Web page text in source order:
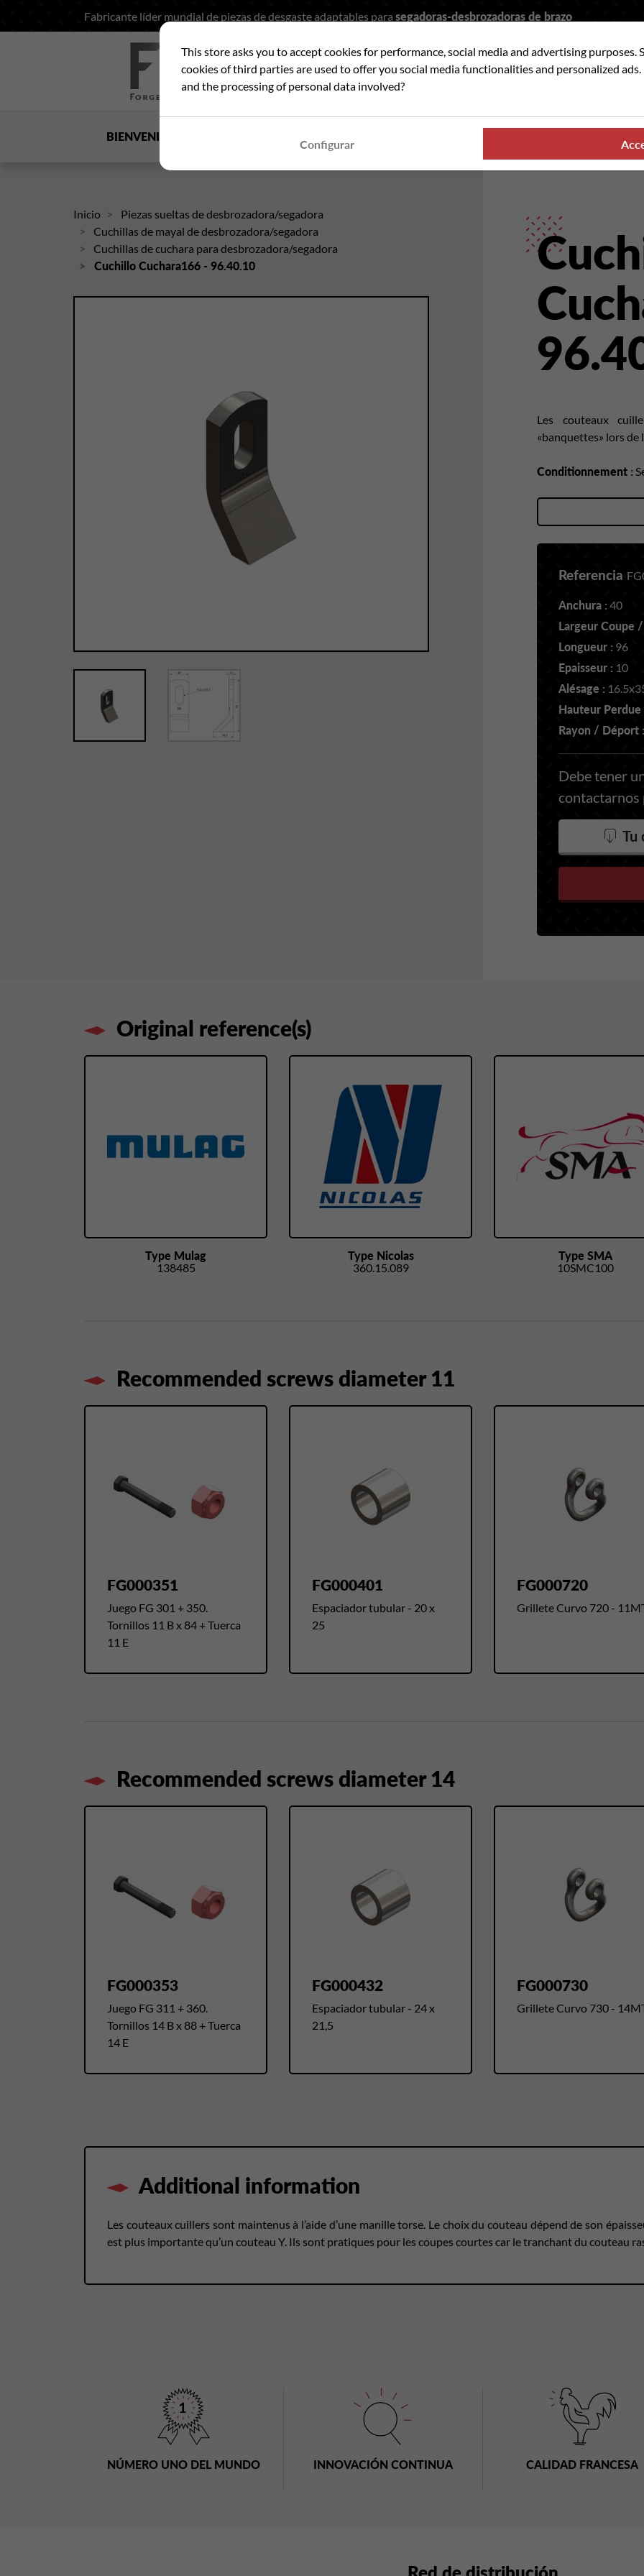
Fabricante líder mundial de piezas de desgaste adaptables para segadoras-desbrozadoras de brazo
Buscar
BIENVENIDA
Inicio
Piezas sueltas de desbrozadora/segadora
Cuchillas de mayal de desbrozadora/segadora
Cuchillas de cuchara para desbrozadora/segadora
Cuchillo Cuchara166 - 96.40.10
Les couteaux
«banquettes» lors de
Conditionnement :
Referencia
Anchura : 40
Largeur Coupe
Longueur : 96
Epaisseur : 10
Alésage :
Hauteur Perdue
Rayon / Déport :
Debe tener
contactarnos
Tu
Original reference(s)
Type Mulag
138485
Type Nicolas
360.15.089
Type SMA
10SMC100
Recommended screws diameter 11
FG000351
Juego FG 301 + 350.
Tornillos 11 B x 84 + Tuerca
11 E
FG000401
Espaciador tubular - 20 x
25
FG000720
Grillete Curvo 720 -
Recommended screws diameter 14
FG000353
Juego FG 311 + 360.
Tornillos 14 B x 88 + Tuerca
14 E
FG000432
Espaciador tubular - 24 x
21,5
FG000730
Grillete Curvo 730 -
Additional information
Les couteaux cuillers sont maintenus à l’aide d’une manille torse. Le choix du couteau dépend de son
est plus importante qu’un couteau Y. Ils sont pratiques pour les coupes courtes car le tranchant du couteau
NÚMERO UNO DEL MUNDO INNOVACIÓN CONTINUA CALIDAD FRANCESA
This store asks you to accept cookies for performance, social media and advertising purposes.
cookies of third parties are used to offer you social media functionalities and personalized
and the processing of personal data involved?
Configurar